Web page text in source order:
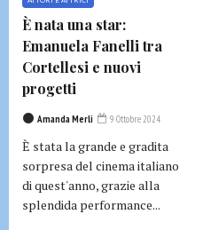
È nata una star:
Emanuela Fanelli tra
Cortellesi e nuovi
progetti
Amanda Merli 9 Ottobre 2024
È stata la grande e gradita
sorpresa del cinema italiano
di quest'anno, grazie alla
splendida performance...